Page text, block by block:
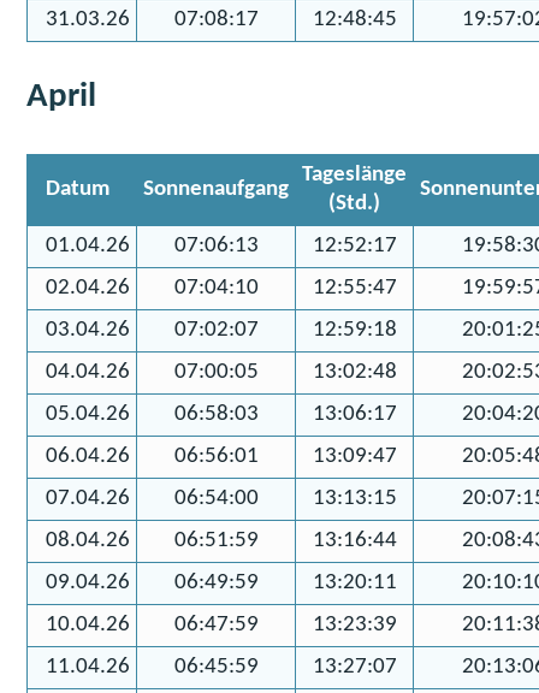
31.03.26
07:08:17 12:48:45
April
Datum Sonnenaufgang
Tageslänge
(Std.)
01.04.26 07:06:13 12:52:17
02.04.26
07:04:10 12:55:47
03.04.26
07:02:07 12:59:18
04.04.26
07:00:05 13:02:48
05.04.26
06:58:03 13:06:17
06.04.26
06:56:01 13:09:47
07.04.26
06:54:00 13:13:15
08.04.26
06:51:59 13:16:44
09.04.26
06:49:59 13:20:11
10.04.26
06:47:59 13:23:39
11.04.26
06:45:59 13:27:07